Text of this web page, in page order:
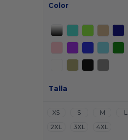
Color
Talla
XS S M L
2XL
3XL 4XL